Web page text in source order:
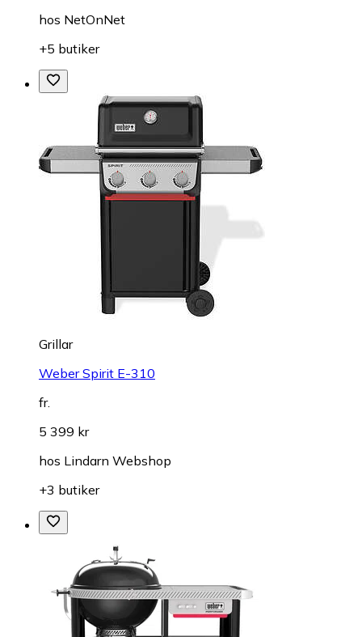
hos NetOnNet
+5 butiker
Grillar
Weber Spirit E-310
fr.
5 399 kr
hos Lindarn Webshop
+3 butiker